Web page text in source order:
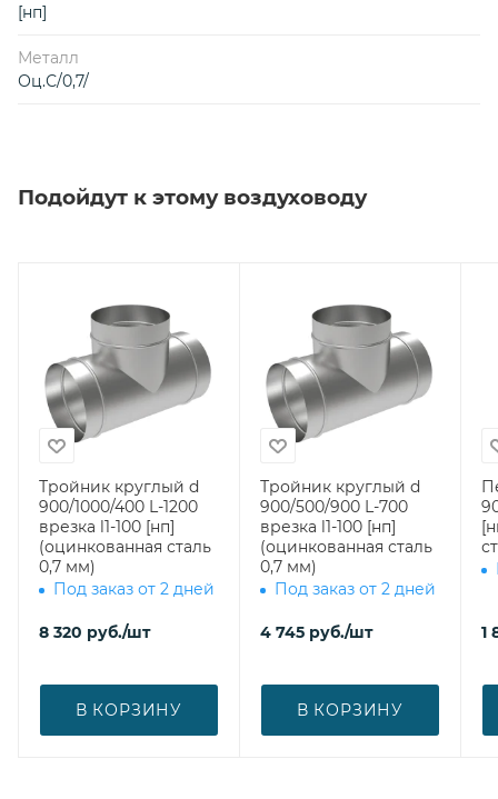
[нп]
Металл
Оц.С/0,7/
Подойдут к этому воздуховоду
Тройник круглый d
900/1000/400 L-1200
врезка l1-100 [нп]
(оцинкованная сталь
0,7 мм)
Под заказ от 2 дней
8 320 руб./шт
В КОРЗИНУ
Тройник круглый d
900/500/900 L-700
врезка l1-100 [нп]
(оцинкованная сталь
0,7 мм)
Под заказ от 2 дней
4 745 руб./шт
В КОРЗИНУ
1